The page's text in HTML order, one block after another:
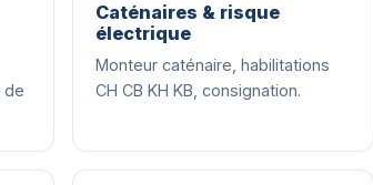
de
Caténaires & risque
électrique
Monteur caténaire, habilitations
CH CB KH KB, consignation.